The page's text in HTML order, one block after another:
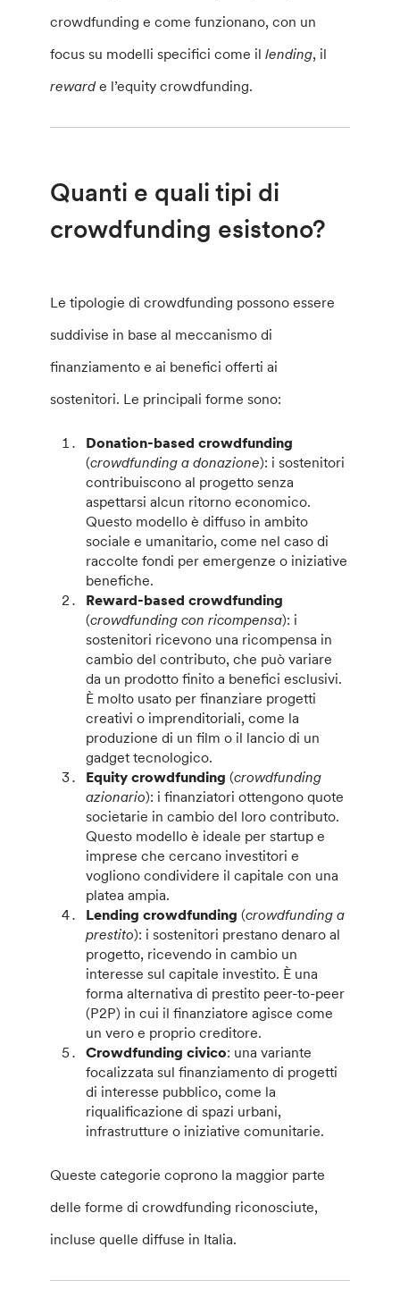
crowdfunding e come funzionano, con un
focus su modelli specifici come illending, il
rewarde l’equity crowdfunding.
Quanti e quali tipi di
crowdfunding esistono?
Le tipologie di crowdfunding possono essere
suddivise in base al meccanismo di
finanziamento e ai benefici offerti ai
sostenitori. Le principali forme sono:
Donation-based crowdfunding
(crowdfunding a donazione): i sostenitori
contribuiscono al progetto senza
aspettarsi alcun ritorno economico.
Questo modello è diffuso in ambito
sociale e umanitario, come nel caso di
raccolte fondi per emergenze o iniziative
benefiche.
Reward-based crowdfunding
(crowdfunding con ricompensa): i
sostenitori ricevono una ricompensa in
cambio del contributo, che può variare
da un prodotto finito a benefici esclusivi.
È molto usato per finanziare progetti
creativi o imprenditoriali, come la
produzione di un film o il lancio di un
gadget tecnologico.
Equity crowdfunding (crowdfunding
azionario): i finanziatori ottengono quote
societarie in cambio del loro contributo.
Questo modello è ideale per startup e
imprese che cercano investitori e
vogliono condividere il capitale con una
platea ampia.
Lending crowdfunding (crowdfunding a
prestito): i sostenitori prestano denaro al
progetto, ricevendo in cambio un
interesse sul capitale investito. È una
forma alternativa di prestito peer-to-peer
(P2P) in cui il finanziatore agisce come
un vero e proprio creditore.
Crowdfunding civico: una variante
focalizzata sul finanziamento di progetti
di interesse pubblico, come la
riqualificazione di spazi urbani,
infrastrutture o iniziative comunitarie.
Queste categorie coprono la maggior parte
delle forme di crowdfunding riconosciute,
incluse quelle diffuse in Italia.